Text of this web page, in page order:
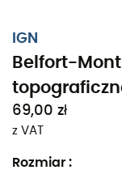
IGN
Belfort-
69,00 zł
z VAT
Rozmiar :